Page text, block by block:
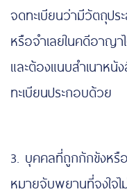
จดทะเบียนว่ามีวัตถุปร
หรือจำเลยในคดีอาญ
และต้องแนบสำเนาหนั
ทะเบียนประกอบด้วย
3. บุคคลที่ถูกกักขังห
หมายจับพยานที่จงใจ